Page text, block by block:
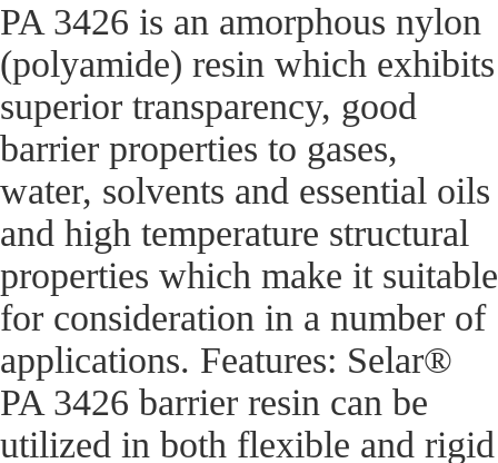
PA 3426 is an amorphous nylon
(polyamide) resin which exhibits
superior transparency, good
barrier properties to gases,
water, solvents and essential oils
and high temperature structural
properties which make it suitable
for consideration in a number of
applications. Features: Selar®
PA 3426 barrier resin can be
utilized in both flexible and rigid